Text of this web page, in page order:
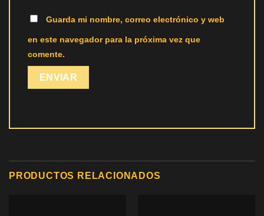
Guarda mi nombre, correo electrónico y web
en este navegador para la próxima vez que
comente.
PRODUCTOS RELACIONADOS